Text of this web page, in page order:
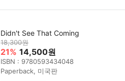
Didn't See That Coming
18,300원
21% 14,500원
ISBN : 9780593434048
Paperback, 미국판